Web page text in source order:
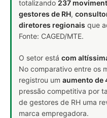
totalizando 237
gestores de RH,
diretores regionais que
Fonte: CAGED/MTE.
O setor está com
No comparativo entre os
registrou um aumento de
pressão competitiva por
de gestores de RH uma
marca empregadora.